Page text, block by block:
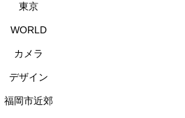
東京
WORLD
カメラ
デザイン
福岡市近郊